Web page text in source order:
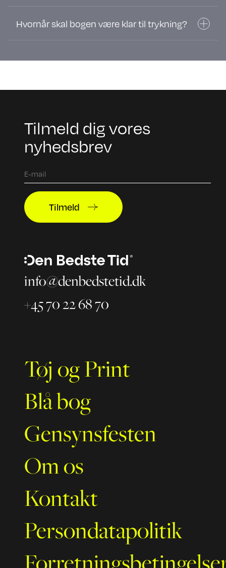
Hvornår skal bogen være klar til trykning?
Tilmeld dig vores
nyhedsbrev
Tilmeld
info@denbedstetid.dk
+45 70 22 68 70
Tøj og Print
Blå bog
Gensynsfesten
Om os
Kontakt
Persondatapolitik